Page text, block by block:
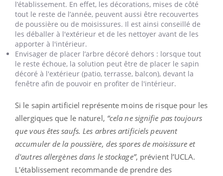
l’établissement. En effet, les décorations, mises de côté
tout le reste de l’année, peuvent aussi être recouvertes
de poussière ou de moisissures. Il est ainsi conseillé de
les déballer à l'extérieur et de les nettoyer avant de les
apporter à l'intérieur.
Envisager de placer l’arbre décoré dehors : lorsque tout
le reste échoue, la solution peut être de placer le sapin
décoré à l'extérieur (patio, terrasse, balcon), devant la
fenêtre afin de pouvoir en profiter de l'intérieur.
Si le sapin artificiel représente moins de risque pour les
allergiques que le naturel, “cela ne signifie pas toujours
que vous êtes saufs. Les arbres artificiels peuvent
accumuler de la poussière, des spores de moisissure et
d'autres allergènes dans le stockage”, prévient l’UCLA.
L'établissement recommande de prendre des